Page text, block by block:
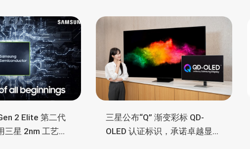
2 Elite 第二代
三星 2nm 工艺打
三星公布“Q” 渐变彩标 QD-
OLED 认证标识，承诺卓越显示